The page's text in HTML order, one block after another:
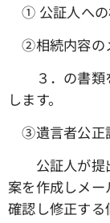
① 公証人への
➁相続内容の
３．の書類
します。
③遺言者公正
公証人が提
案を作成しメ
確認し修正す